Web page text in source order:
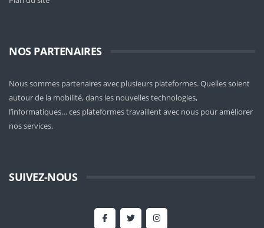
NOS PARTENAIRES
Nous sommes partenaires avec plusieurs plateformes. Quelles soient
autour de la mobilité, dans les nouvelles technologies,
l’informatiques… ces plateformes travaillent avec nous pour améliorer
nos services.
SUIVEZ-NOUS